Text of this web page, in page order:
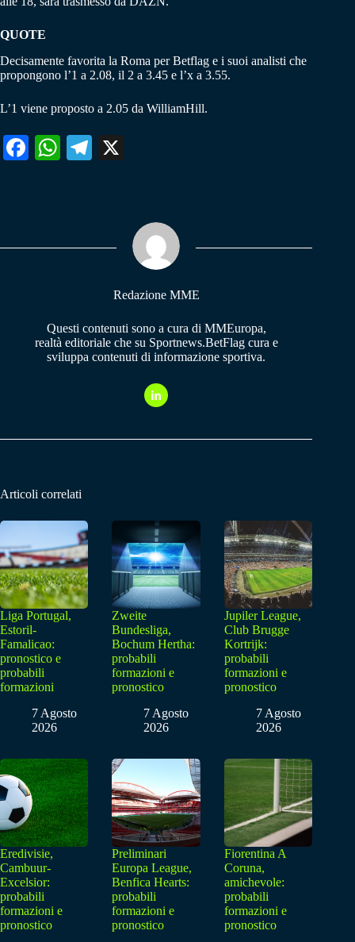
QUOTE
Decisamente favorita la Roma per Betflag e i suoi analisti che
propongono l’1 a 2.08, il 2 a 3.45 e l’x a 3.55.
L’1 viene proposto a 2.05 da WilliamHill.
Fa W
pp
Te
m
Redazione MME
Questi contenuti sono a cura di MMEuropa,
realtà editoriale che su Sportnews.BetFlag cura e
sviluppa contenuti di informazione sportiva.
Articoli correlati
Liga Portugal,
Estoril-
Famalicao:
pronostico e
probabili
formazioni
7 Agosto
2026
Zweite
Bundesliga,
Bochum Hertha:
probabili
formazioni e
pronostico
7 Agosto
2026
Jupiler League,
Club Brugge
Kortrijk:
probabili
formazioni e
pronostico
7 Agosto
2026
Eredivisie,
Cambuur-
Excelsior:
probabili
formazioni e
pronostico
Preliminari
Europa League,
Benfica Hearts:
probabili
formazioni e
pronostico
Fiorentina A
Coruna,
amichevole:
probabili
formazioni e
pronostico